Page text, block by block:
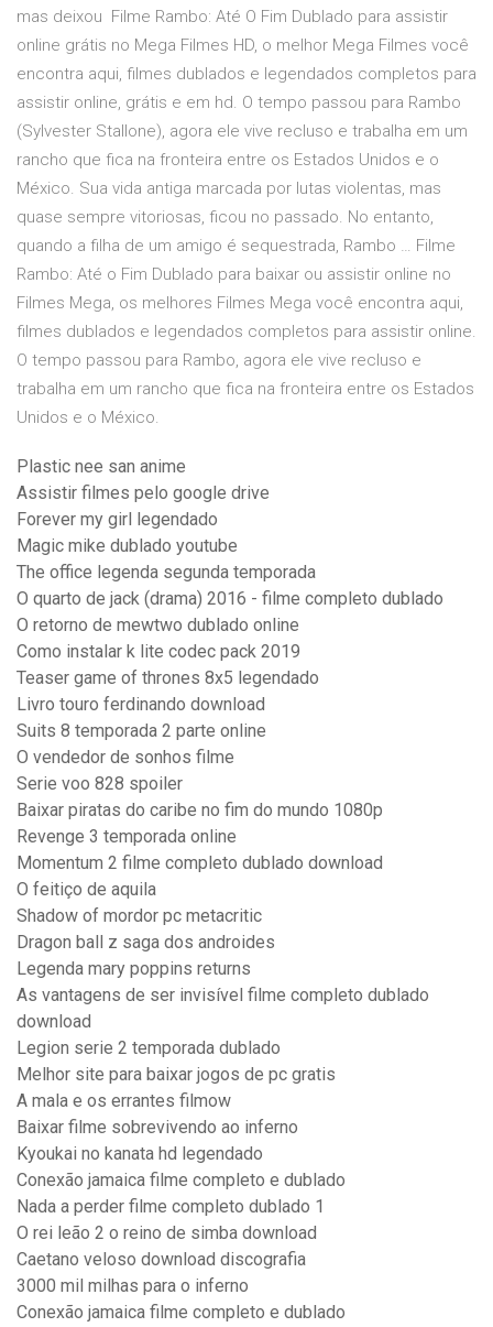
mas deixou Filme Rambo: Até O Fim Dublado para assistir
online grátis no Mega Filmes HD, o melhor Mega Filmes você
encontra aqui, filmes dublados e legendados completos para
assistir online, grátis e em hd. O tempo passou para Rambo
(Sylvester Stallone), agora ele vive recluso e trabalha em um
rancho que fica na fronteira entre os Estados Unidos e o
México. Sua vida antiga marcada por lutas violentas, mas
quase sempre vitoriosas, ficou no passado. No entanto,
quando a filha de um amigo é sequestrada, Rambo … Filme
Rambo: Até o Fim Dublado para baixar ou assistir online no
Filmes Mega, os melhores Filmes Mega você encontra aqui,
filmes dublados e legendados completos para assistir online.
O tempo passou para Rambo, agora ele vive recluso e
trabalha em um rancho que fica na fronteira entre os Estados
Unidos e o México.
Plastic nee san anime
Assistir filmes pelo google drive
Forever my girl legendado
Magic mike dublado youtube
The office legenda segunda temporada
O quarto de jack (drama) 2016 - filme completo dublado
O retorno de mewtwo dublado online
Como instalar k lite codec pack 2019
Teaser game of thrones 8x5 legendado
Livro touro ferdinando download
Suits 8 temporada 2 parte online
O vendedor de sonhos filme
Serie voo 828 spoiler
Baixar piratas do caribe no fim do mundo 1080p
Revenge 3 temporada online
Momentum 2 filme completo dublado download
O feitiço de aquila
Shadow of mordor pc metacritic
Dragon ball z saga dos androides
Legenda mary poppins returns
As vantagens de ser invisível filme completo dublado
download
Legion serie 2 temporada dublado
Melhor site para baixar jogos de pc gratis
A mala e os errantes filmow
Baixar filme sobrevivendo ao inferno
Kyoukai no kanata hd legendado
Conexão jamaica filme completo e dublado
Nada a perder filme completo dublado 1
O rei leão 2 o reino de simba download
Caetano veloso download discografia
3000 mil milhas para o inferno
Conexão jamaica filme completo e dublado